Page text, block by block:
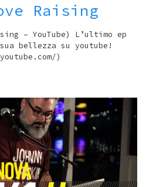
Raising
– YouTube) L’ultimo ep
bellezza su youtube!
)